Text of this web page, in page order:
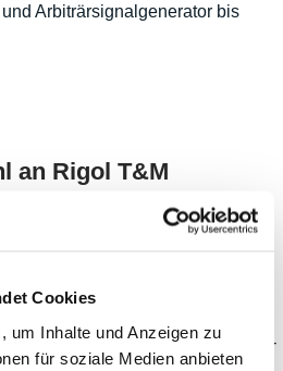
Cookies
um Inhalte und Anzeigen zu
für soziale Medien anbieten
Arbiträrsignalgenerator bis
an Rigol T&M
Digital-Transceiver
Multimeter mit Touchscreen